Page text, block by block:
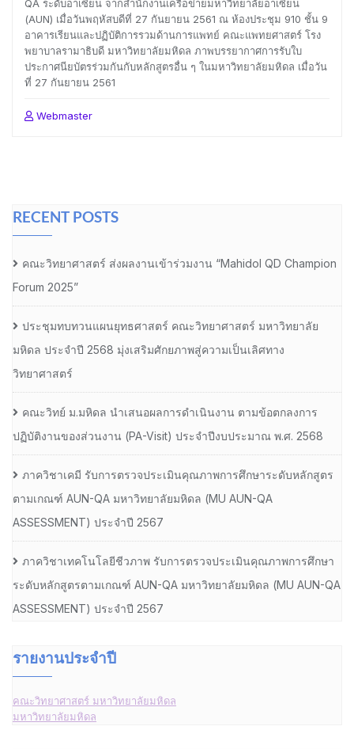
QA ระดับอาเซียน จากสำนักงานเครือข่ายมหาวิทยาลัยอาเซียน
(AUN) เมื่อวันพฤหัสบดีที่ 27 กันยายน 2561 ณ ห้องประชุม 910 ชั้น 9
อาคารเรียนและปฏิบัติการรวมด้านการแพทย์ คณะแพทยศาสตร์ โรง
พยาบาลรามาธิบดี มหาวิทยาลัยมหิดล ภาพบรรยากาศการรับใบ
ประกาศนียบัตรร่วมกันกับหลักสูตรอื่น ๆ ในมหาวิทยาลัยมหิดล เมื่อวัน
ที่ 27 กันยายน 2561
Webmaster
RECENT POSTS
คณะวิทยาศาสตร์ ส่งผลงานเข้าร่วมงาน “Mahidol QD Champion
Forum 2025”
ประชุมทบทวนแผนยุทธศาสตร์ คณะวิทยาศาสตร์ มหาวิทยาลัย
มหิดล ประจำปี 2568 มุ่งเสริมศักยภาพสู่ความเป็นเลิศทาง
วิทยาศาสตร์
คณะวิทย์ ม.มหิดล นำเสนอผลการดำเนินงาน ตามข้อตกลงการ
ปฏิบัติงานของส่วนงาน (PA-Visit) ประจำปีงบประมาณ พ.ศ. 2568
ภาควิชาเคมี รับการตรวจประเมินคุณภาพการศึกษาระดับหลักสูตร
ตามเกณฑ์ AUN-QA มหาวิทยาลัยมหิดล (MU AUN-QA
ASSESSMENT) ประจำปี 2567
ภาควิชาเทคโนโลยีชีวภาพ รับการตรวจประเมินคุณภาพการศึกษา
ระดับหลักสูตรตามเกณฑ์ AUN-QA มหาวิทยาลัยมหิดล (MU AUN-QA
ASSESSMENT) ประจำปี 2567
รายงานประจำปี
คณะวิทยาศาสตร์ มหาวิทยาลัยมหิดล
มหาวิทยาลัยมหิดล